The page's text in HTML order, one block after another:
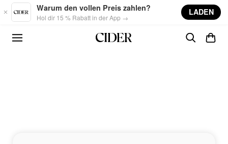
Skip to main content
Warum den vollen Preis zahlen?
Hol dir 15 % Rabatt in der App →
LADEN